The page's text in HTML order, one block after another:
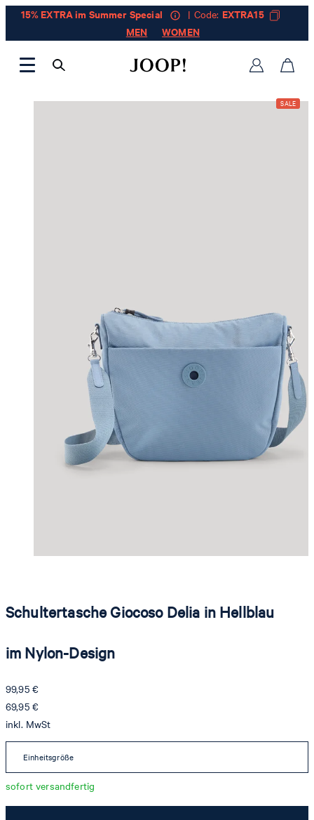
15% EXTRA im Summer Special | Code: EXTRA15
MEN
WOMEN
Schultertasche Giocoso Delia in Hellblau
im Nylon-Design
99,95 €
69,95 €
inkl. MwSt
Einheitsgröße
sofort versandfertig